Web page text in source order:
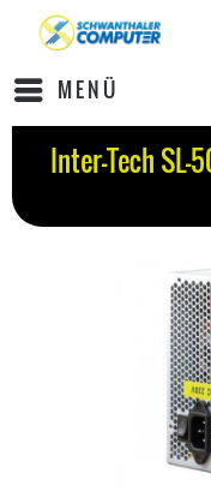
MENÜ
Inter-Tech SL-